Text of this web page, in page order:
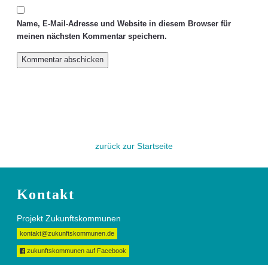
Name, E-Mail-Adresse und Website in diesem Browser für
meinen nächsten Kommentar speichern.
zurück zur Startseite
Kontakt
Projekt Zukunftskommunen
kontakt@zukunftskommunen.de
zukunftskommunen auf Facebook